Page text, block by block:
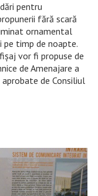
pentru
fără scară
ornamental
pe timp de noapte.
vor fi propuse de
de Amenajare a
aprobate de Consiliul